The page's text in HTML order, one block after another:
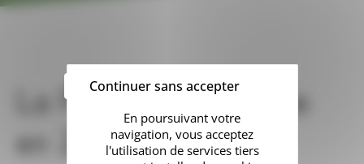
La France associative
en 2025
Continuer sans accepter